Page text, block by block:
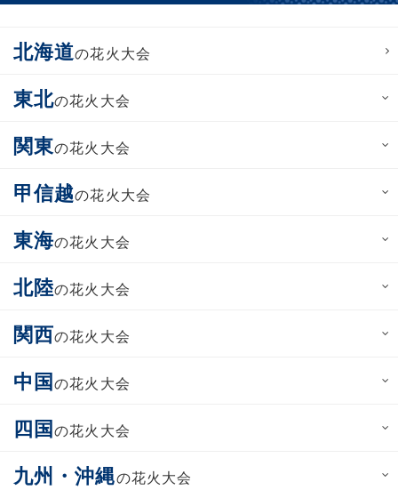
北海道の花火大会
東北の花火大会
関東の花火大会
甲信越の花火大会
東海の花火大会
北陸の花火大会
関西の花火大会
中国の花火大会
四国の花火大会
九州・沖縄の花火大会